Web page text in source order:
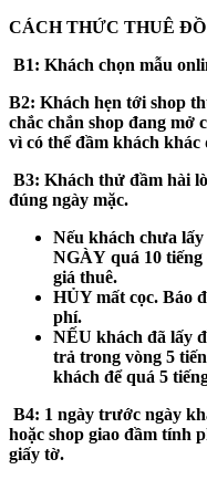
CÁCH THỨC THUÊ
B1: Khách chọn mẫu
B2: Khách hẹn tới shop
chắc chắn shop đang mở
vì có thể đầm khách khác
B3: Khách thử đầm hài
đúng ngày mặc.
Nếu khách chưa lấy
NGÀY quá 10
giá thuê.
HỦY mất cọc. Báo
phí.
NẾU khách đã lấy
trả trong vòng 5
khách đểquá 5
B4: 1 ngày trước ngày
hoặc shop giao đầm tính
giấy tờ.